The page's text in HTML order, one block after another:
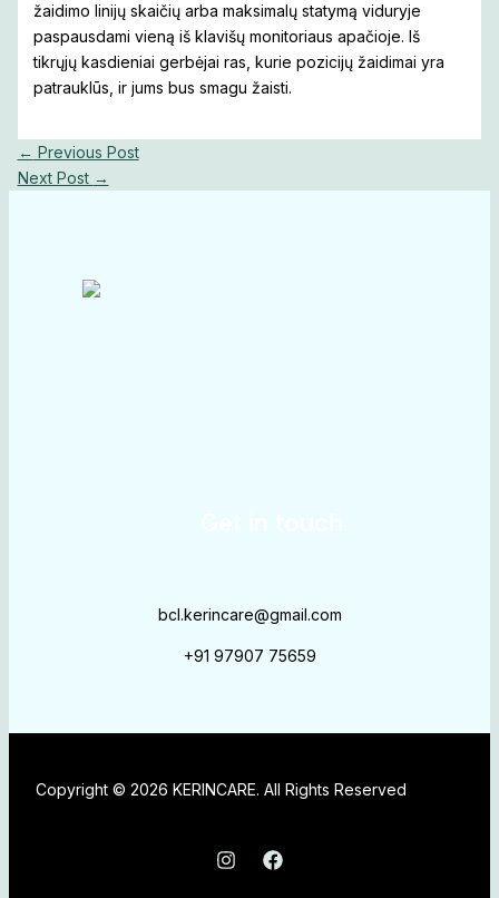
žaidimo linijų skaičių arba maksimalų statymą viduryje
paspausdami vieną iš klavišų monitoriaus apačioje. Iš
tikrųjų kasdieniai gerbėjai ras, kurie pozicijų žaidimai yra
patrauklūs, ir jums bus smagu žaisti.
← Previous Post
Next Post →
bcl.kerincare@gmail.com
+91 97907 75659
Copyright © 2026 KERINCARE. All Rights Reserved